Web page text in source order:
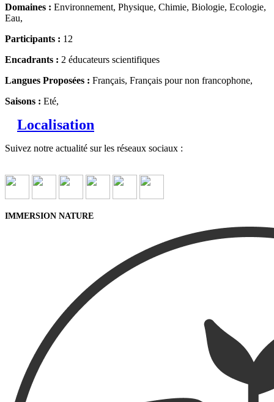
Domaines : Environnement, Physique, Chimie, Biologie, Ecologie,
Eau,
Participants : 12
Encadrants : 2 éducateurs scientifiques
Langues Proposées : Français, Français pour non francophone,
Saisons : Eté,
Localisation
Suivez notre actualité sur les réseaux sociaux :
IMMERSION NATURE